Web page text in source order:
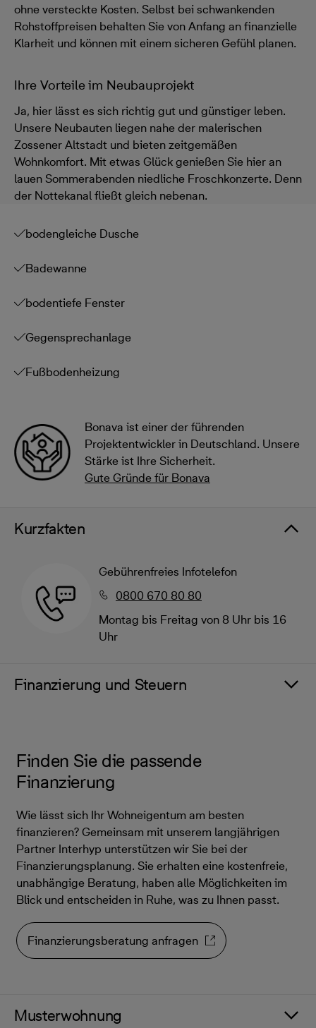
ohne versteckte Kosten. Selbst bei schwankenden
Rohstoffpreisen behalten Sie von Anfang an finanzielle
Klarheit und können mit einem sicheren Gefühl planen.
Ihre Vorteile im Neubauprojekt
Ja, hier lässt es sich richtig gut und günstiger leben.
Unsere Neubauten liegen nahe der malerischen
Zossener Altstadt und bieten zeitgemäßen
Wohnkomfort. Mit etwas Glück genießen Sie hier an
lauen Sommerabenden niedliche Froschkonzerte. Denn
der Nottekanal fließt gleich nebenan.
bodengleiche Dusche
Badewanne
bodentiefe Fenster
Gegensprechanlage
Fußbodenheizung
Bonava ist einer der führenden
Projektentwickler in Deutschland. Unsere
Stärke ist Ihre Sicherheit.
Gute Gründe für Bonava
Kurzfakten
Gebührenfreies Infotelefon
0800 670 80 80
Montag bis Freitag von 8 Uhr bis 16
Uhr
Finanzierung und Steuern
Finden Sie die passende
Finanzierung
Wie lässt sich Ihr Wohneigentum am besten
finanzieren? Gemeinsam mit unserem langjährigen
Partner Interhyp unterstützen wir Sie bei der
Finanzierungsplanung. Sie erhalten eine kostenfreie,
unabhängige Beratung, haben alle Möglichkeiten im
Blick und entscheiden in Ruhe, was zu Ihnen passt.
Finanzierungsberatung anfragen
Musterwohnung